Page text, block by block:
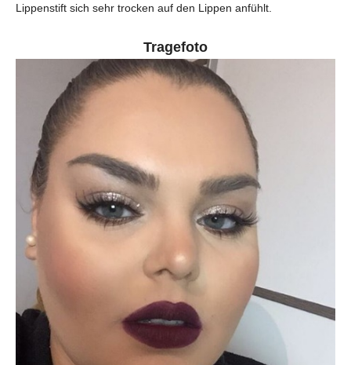
Lippenstift sich sehr trocken auf den Lippen anfühlt.
Tragefoto